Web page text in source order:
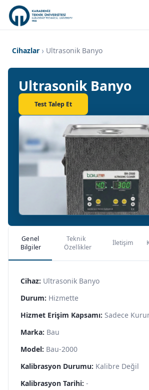
Cihazlar Ultrasonik Banyo
Ultrasonik Banyo
Test Talep Et
Genel
Bilgiler
Teknik
Özellikler
İletişim
Cihaz: Ultrasonik Banyo
Durum: Hizmette
Hizmet Erişim Kapsamı: Sadece
Marka: Bau
Model: Bau-2000
Kalibrasyon Durumu: Kalibre Değil
Kalibrasyon Tarihi: -